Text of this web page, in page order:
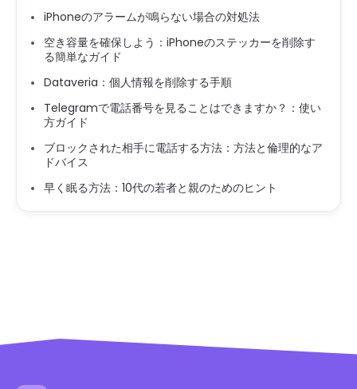
iPhoneのアラームが鳴らない場合の対処法
空き容量を確保しよう：iPhoneのステッカーを削除す
る簡単なガイド
Dataveria：個人情報を削除する手順
Telegramで電話番号を見ることはできますか？：使い
方ガイド
ブロックされた相手に電話する方法：方法と倫理的なア
ドバイス
早く眠る方法：10代の若者と親のためのヒント